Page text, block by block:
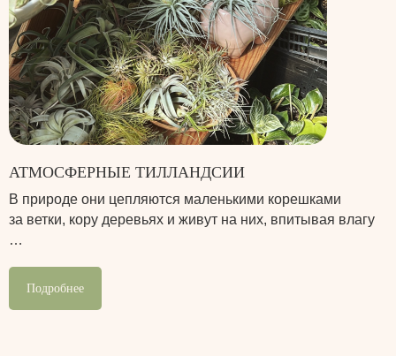
АТМОСФЕРНЫЕ ТИЛЛАНДСИИ
В природе они цепляются маленькими корешками
за ветки, кору деревьях и живут на них, впитывая влагу
…
Подробнее